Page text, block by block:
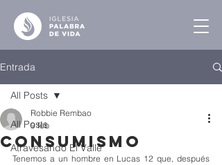
Entrada
All Posts
Atravesando El Valle
All Posts
Consumismo
Robbie Rembao
9 feb
Tenemos a un hombre en Lucas 12 que, después